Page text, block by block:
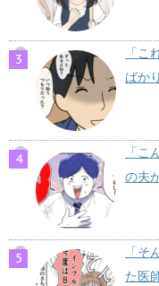
「
ばか
「
の夫
「
た医